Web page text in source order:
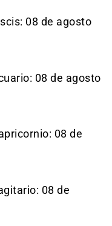
08 de agosto
08 de agosto
08 de
08 de